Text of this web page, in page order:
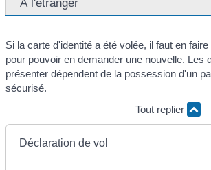
Si la carte d'identité a été volée, il faut en
pour pouvoir en demander une nouvelle. Les
présenter dépendent de la possession d'un
sécurisé.
Tout replier
Déclaration de vol